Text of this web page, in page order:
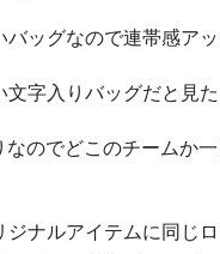
バッグなので連帯感アッ
文字入りバッグだと見た
なのでどこのチームか
ジナルアイテムに同じ